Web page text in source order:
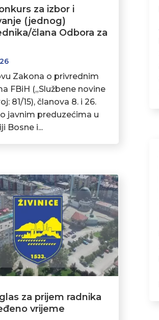
za izbor i
(jednog)
člana Odbora za
Zakona o privrednim
FBiH („Službene novine
81/15), članova 8. i 26.
javnim preduzećima u
Bosne i...
za prijem radnika
vrijeme